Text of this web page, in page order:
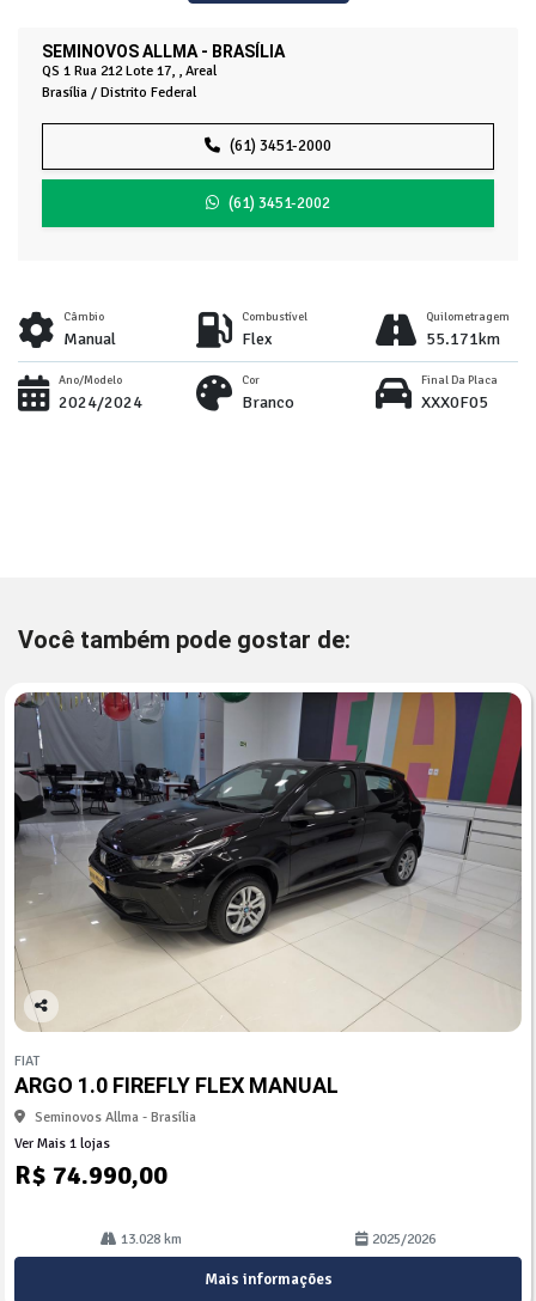
SEMINOVOS ALLMA - BRASÍLIA
QS 1 Rua 212 Lote 17, , Areal
Brasília / Distrito Federal
(61) 3451-2000
(61) 3451-2002
Câmbio
Manual
Combustível
Flex
Quilometragem
55.171km
Ano/Modelo
2024/2024
Cor
Branco
Final Da Placa
XXX0F05
Você também pode gostar de:
Co
arti
lhe
FIAT
ARGO 1.0 FIREFLY FLEX MANUAL
Seminovos Allma - Brasília
Ver Mais 1 lojas
R$ 74.990,00
13.028 km 2025/2026
Mais informações